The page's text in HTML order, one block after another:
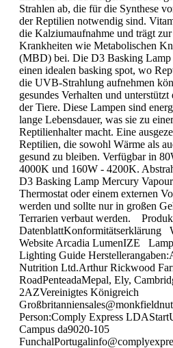
Strahlen ab, die für die Synthese
der Reptilien notwendig sind.
die Kalziumaufnahme und trägt
Krankheiten wie Metabolischen
(MBD) bei. Die D3 Basking Lamp
einen idealen basking spot, wo
die UVB-Strahlung aufnehmen
gesundes Verhalten und
der Tiere. Diese Lampen sind
lange Lebensdauer, was sie zu
Reptilienhalter macht. Eine
Reptilien, die sowohl Wärme als
gesund zu bleiben. Verfügbar in
4000K und 160W - 4200K.
D3 Basking Lamp Mercury
Thermostat oder einem externen
werden und sollte nur in großen
Terrarien verbaut werden.
DatenblattKonformitätserklärung
Website Arcadia LumenIZE
Lighting Guide
Nutrition Ltd.Arthur Rickwood
RoadPenteadaMepal, Ely,
2AZVereinigtes Königreich
Person:Comply Express
Campus da9020-105